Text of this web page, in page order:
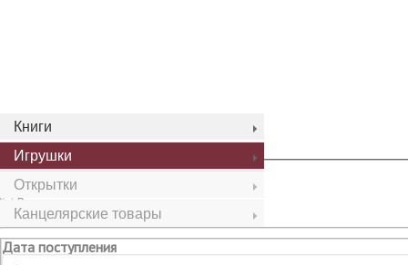
Книги
Игрушки
Открытки
Канцелярские товары
Сбросить
Наличие
Все
В наличии
Нет в наличии
Дата поступления